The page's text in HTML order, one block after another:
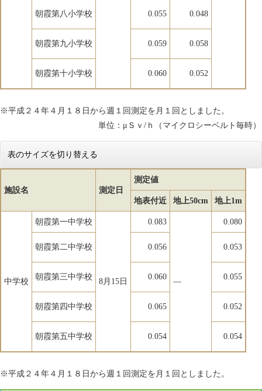
朝霞第八小学校 0.055 0.048
朝霞第九小学校 0.059 0.058
朝霞第十小学校 0.060 0.052
※平成２４年４月１８日から週１回測定を月１回としました。
単位：μＳｖ/ｈ（マイクロシーベルト毎時）
表のサイズを切り替える
施設名 測定日
測定値
地表付近 地上50cm 地上1m
中学校
朝霞第一中学校
8月15日
0.083
―
0.080
朝霞第二中学校 0.056 0.053
朝霞第三中学校 0.060 0.055
朝霞第四中学校 0.065 0.052
朝霞第五中学校 0.054 0.054
※平成２４年４月１８日から週１回測定を月１回としました。